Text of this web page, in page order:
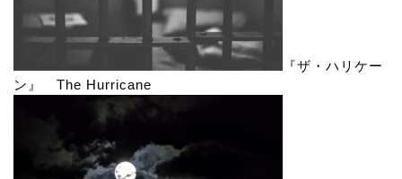
『ザ・ハリケー
ン』 The Hurricane